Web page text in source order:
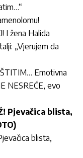
I žena Halida
„Vjerujem da
Emotivna
NESREĆE, evo
Pjevačica blista,
blista,